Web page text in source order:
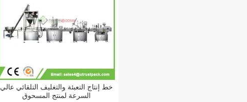
خط إنتاج التعبئة والتغليف التلقائي عالي
السرعة لمنتج المسحوق